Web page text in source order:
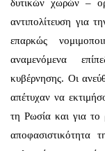
δυτικών χωρών –
αντιπολίτευση για
επαρκώς
αναμενόμενα
κυβέρνησης. Οι
απέτυχαν να
τη Ρωσία και για το
αποφασιστικότητα